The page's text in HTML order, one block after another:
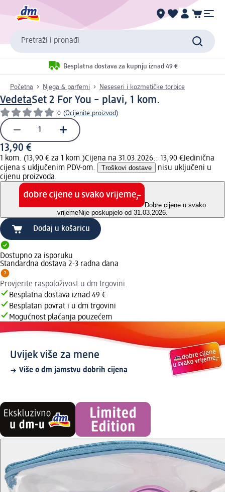
Pretraži i pronađi
Besplatna dostava za kupnju iznad 49 €
Početna Njega & parfemi Neseseri i kozmetičke torbice
VedetaSet 2 For You – plavi, 1 kom.
0 (Ocijenite proizvod)
13,90 €
1 kom. (13,90 € za 1 kom.)Cijena na 31.03.2026.: 13,90 €Jedinična
cijena s uključenim PDV-om.
Troškovi dostave
nisu uključeni u
cijenu proizvoda.
Dobre cijene u svako
vrijemeNije poskupjelo od 31.03.2026.
Dodaj u košaricu
Dostupno za isporuku
Standardna dostava 2-3 radna dana
Provjerite raspoloživost u dm trgovini
Besplatna dostava iznad 49 €
Besplatan povrat i u dm trgovini
Mogućnost plaćanja pouzećem
Uvijek više za mene
Više o dm jamstvu dobrih cijena